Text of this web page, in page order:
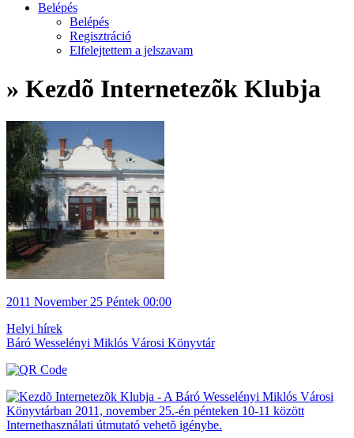
Belépés
Belépés
Regisztráció
Elfelejtettem a jelszavam
» Kezdõ Internetezõk Klubja
2011 November 25 Péntek 00:00
Helyi hírek
Báró Wesselényi Miklós Városi Könyvtár